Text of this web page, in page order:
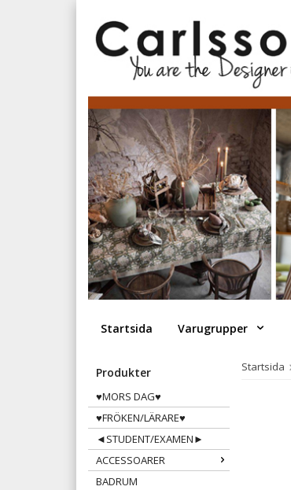
Startsida Varugrupper
Produkter
♥MORS DAG♥
♥FRÖKEN/LÄRARE♥
◄STUDENT/EXAMEN►
ACCESSOARER
BADRUM
Startsida